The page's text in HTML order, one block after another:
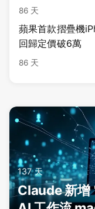
86 天
蘋果首款摺疊機
回歸定價破6萬
86 天
137 天
Claude 新增